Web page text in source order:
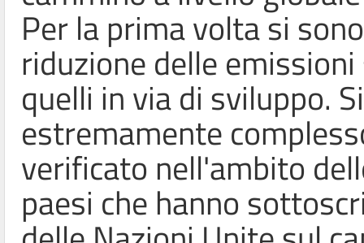
Per la prima volta si
riduzione delle
quelli in via di sviluppo.
estremamente
verificato nell'ambito
paesi che hanno